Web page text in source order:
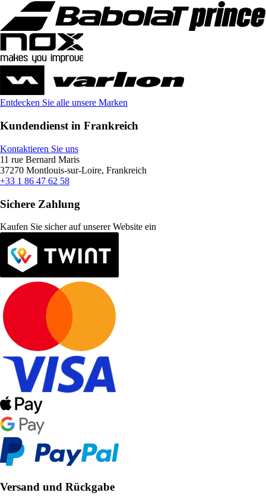
Entdecken Sie alle unsere Marken
Kundendienst in Frankreich
Kontaktieren Sie uns
11 rue Bernard Maris
37270 Montlouis-sur-Loire, Frankreich
+33 1 86 47 62 58
Sichere Zahlung
Kaufen Sie sicher auf unserer Website ein
Versand und Rückgabe